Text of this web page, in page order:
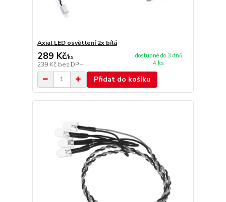
Axial LED osvětlení 2x bílá
289 Kč/ks
239 Kč bez DPH
dostupné do 3 dnů
4 ks
Přidat do košíku